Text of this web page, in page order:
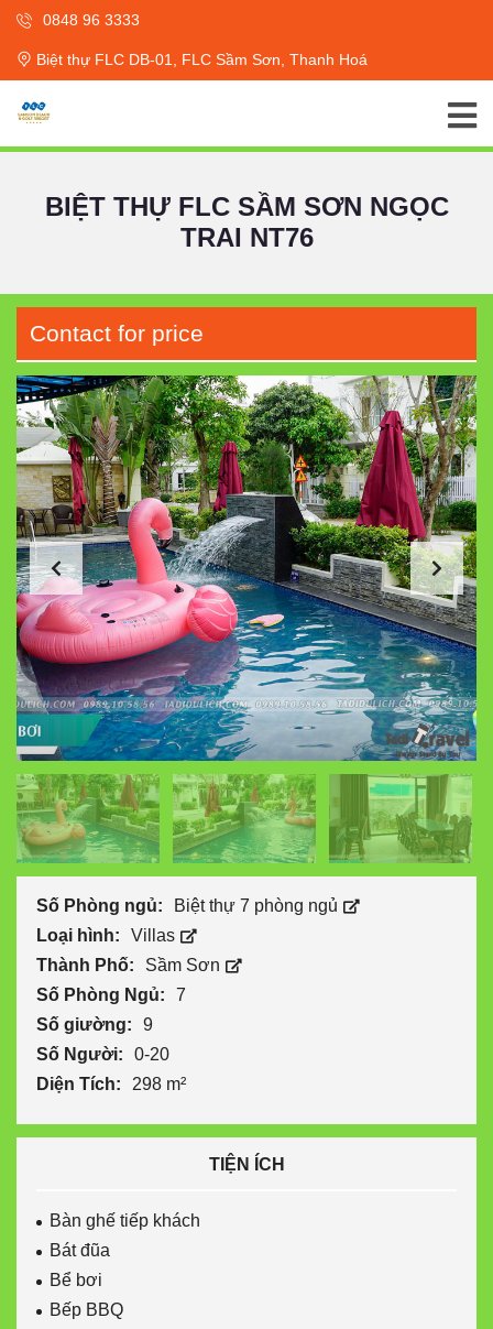
0848 96 3333
Biệt thự FLC DB-01, FLC Sầm Sơn, Thanh Hoá
BIỆT THỰ FLC SẦM SƠN NGỌC
TRAI NT76
Contact for price
Số Phòng ngủ:
Biệt thự 7 phòng ngủ
Loại hình:
Villas
Thành Phố:
Sầm Sơn
Số Phòng Ngủ:
7
Số giường:
9
Số Người:
0-20
Diện Tích:
298 m²
TIỆN ÍCH
Bàn ghế tiếp khách
Bát đũa
Bể bơi
Bếp BBQ